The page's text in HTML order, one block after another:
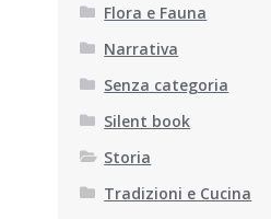
Flora e Fauna
Narrativa
Senza categoria
Silent book
Storia
Tradizioni e Cucina